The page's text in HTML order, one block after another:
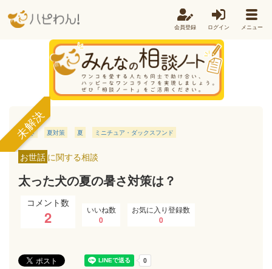
会員登録 ログイン メニュー
未解決
暑さ 夏対策 夏 ミニチュア・ダックスフンド
お世話 に関する相談
太った犬の夏の暑さ対策は？
コメント数
2 いいね数
0
お気に入り登録数
0